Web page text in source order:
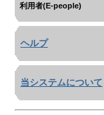
利用者(E-people)
ヘルプ
当システムについて